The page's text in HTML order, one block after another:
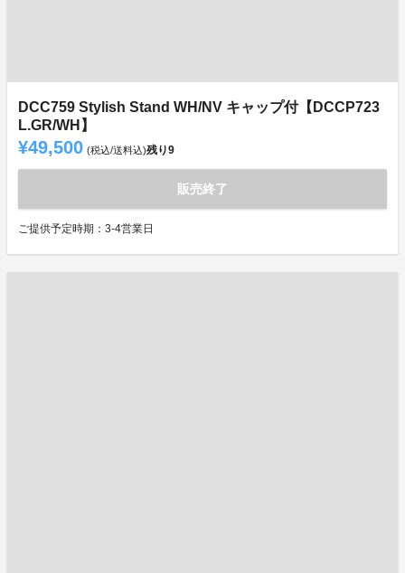
DCC759 Stylish Stand WH/NV キャップ付【DCCP723
L.GR/WH】
¥49,500 (税込/送料込)残り9
販売終了
ご提供予定時期：3-4営業日